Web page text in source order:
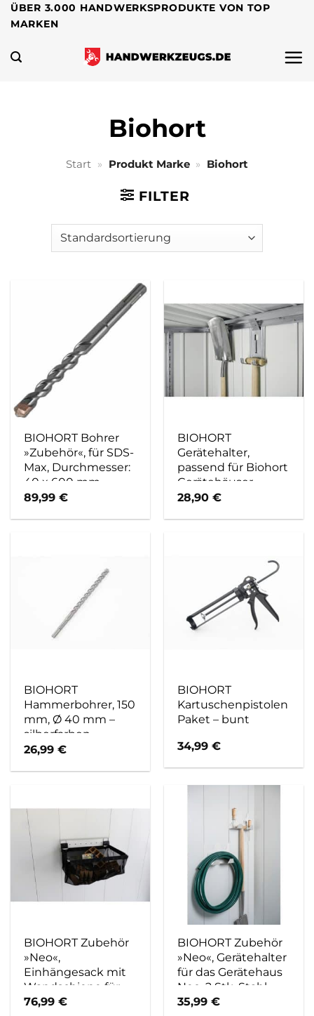
Zum
Inhalt
springen
ÜBER 3.000 HANDWERKSPRODUKTE VON TOP
MARKEN
Biohort
Start » Produkt Marke » Biohort
FILTER
BIOHORT Bohrer
»Zubehör«, für SDS-
Max, Durchmesser:
40 x 600 mm –
grau
89,99€
BIOHORT
Gerätehalter,
passend für Biohort
Gerätehäuser,
feuerverzinkt, 4
28,90€
BIOHORT
Hammerbohrer, 150
mm, Ø 40 mm –
silberfarben
26,99€
BIOHORT
Kartuschenpistolen
Paket – bunt
34,99€
BIOHORT Zubehör
»Neo«,
Einhängesack mit
Wandschiene für
das Gerätehaus
76,99€
BIOHORT Zubehör
»Neo«, Gerätehalter
für das Gerätehaus
Neo, 2 Stk, Stahl –
grau
35,99€